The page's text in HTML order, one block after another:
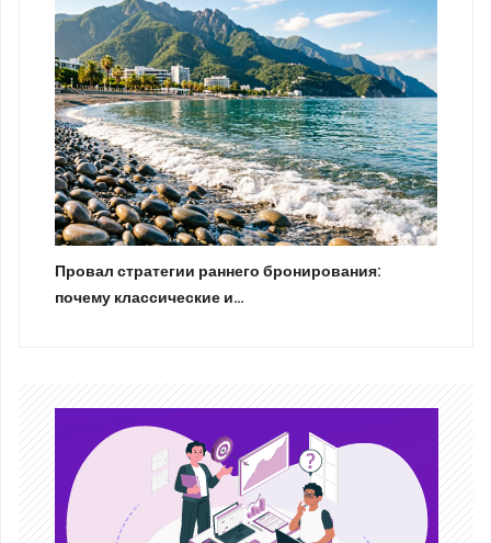
Провал стратегии раннего бронирования:
почему классические и…